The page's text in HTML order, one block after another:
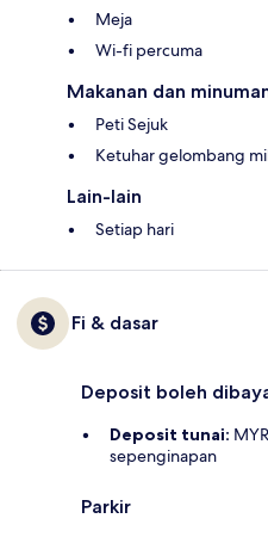
Meja
Wi-fi percuma
Makanan dan
Peti Sejuk
Ketuhar gelombang
Lain-lain
Setiap hari
Fi & dasar
Deposit boleh
Deposit tunai:
sepenginapan
Parkir